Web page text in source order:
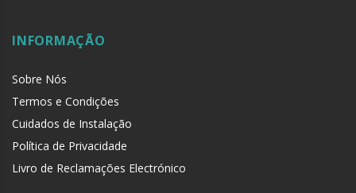
INFORMAÇÃO
Sobre Nós
Termos e Condições
Cuidados de Instalação
Política de Privacidade
Livro de Reclamações Electrónico